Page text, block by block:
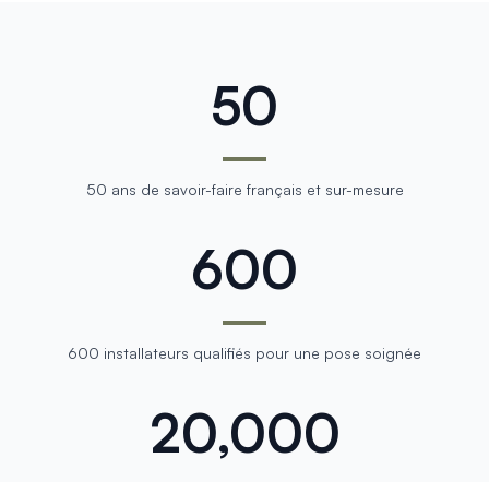
50
50 ans de savoir-faire français et sur-mesure
600
600 installateurs qualifiés pour une pose soignée
20,000